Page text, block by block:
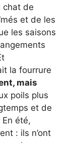
chat de
et de les
les saisons
la fourrure
mais
poils plus
et de
été,
: ils n’ont